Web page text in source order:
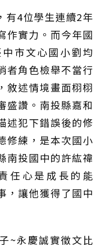
有4位學生連續2年
作實力。而今年國
市文心國小劉均
者角色檢舉不當行
敘述情境畫面栩栩
盛讚。南投縣嘉和
述犯下錯誤後的修
修練，是本次國小
南投國中的許紘禕
任心是成長的能
，讓他獲得了國中
~永慶誠實徵文比